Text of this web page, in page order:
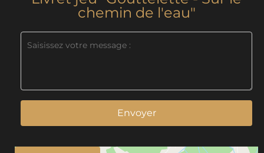
chemin de l'eau"
Envoyer